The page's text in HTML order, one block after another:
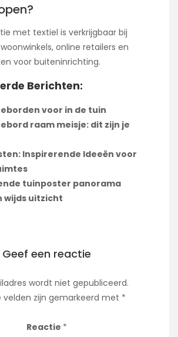
met textiel is verkrijgbaar bij
online retailers en
voor buiteninrichting.
Berichten:
voor in de tuin
raam meisje: dit zijn je
Inspirerende Ideeën voor
tuinposter panorama
wijds uitzicht
Geef een reactie
wordt niet gepubliceerd.
velden zijn gemarkeerd met *
Reactie *